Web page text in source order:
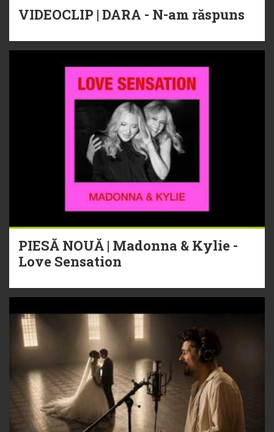
VIDEOCLIP | DARA - N-am răspuns
PIESĂ NOUĂ | Madonna & Kylie -
Love Sensation